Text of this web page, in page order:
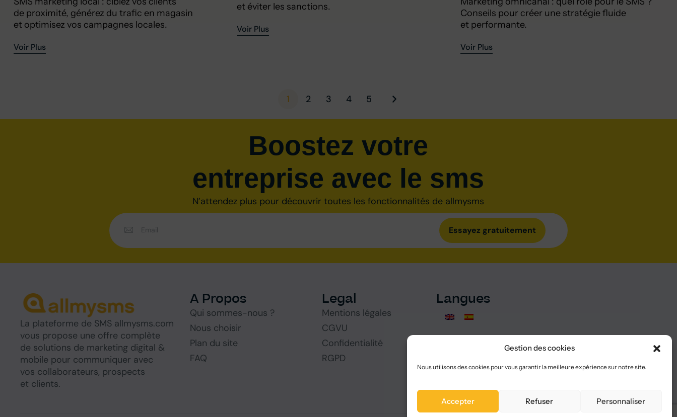
Gestion des cookies
Nous utilisons des cookies pour vous garantir la meilleure expérience sur notre site.
Accepter Refuser Personnaliser
de proximité, générez du trafic en magasin
et optimisez vos campagnes locales.
Voir Plus
et éviter les sanctions.
Voir Plus
Conseils pour créer une stratégie fluide
et performante.
Voir Plus
1 2 3 4 5
Boostez votre
entreprise avec le sms
N’attendez plus pour découvrir toutes les fonctionnalités de allmysms
Essayez gratuitement
La plateforme de SMS allmysms.com
vous propose une offre complète
de solutions de marketing digital &
mobile pour communiquer avec
vos collaborateurs, prospects
et clients.
A Propos
Qui sommes-nous ?
Nous choisir
Plan du site
FAQ
Legal
Mentions légales
CGVU
Confidentialité
RGPD
Langues